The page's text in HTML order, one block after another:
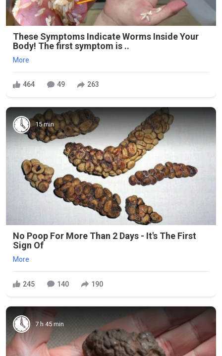
These Symptoms Indicate Worms Inside Your
Body! The first symptom is ..
More
464 49 263
15 min
No Poop For More Than 2 Days - It's The First
Sign Of
More
245 140 190
7 h 45 min